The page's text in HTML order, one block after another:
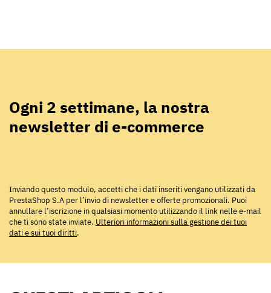
Ogni 2 settimane, la nostra
newsletter di e-commerce
Inviando questo modulo, accetti che i dati inseriti vengano utilizzati da
PrestaShop S.A per l’invio di newsletter e offerte promozionali. Puoi
annullare l’iscrizione in qualsiasi momento utilizzando il link nelle e-mail
che ti sono state inviate. Ulteriori informazioni sulla gestione dei tuoi
dati e sui tuoi diritti.